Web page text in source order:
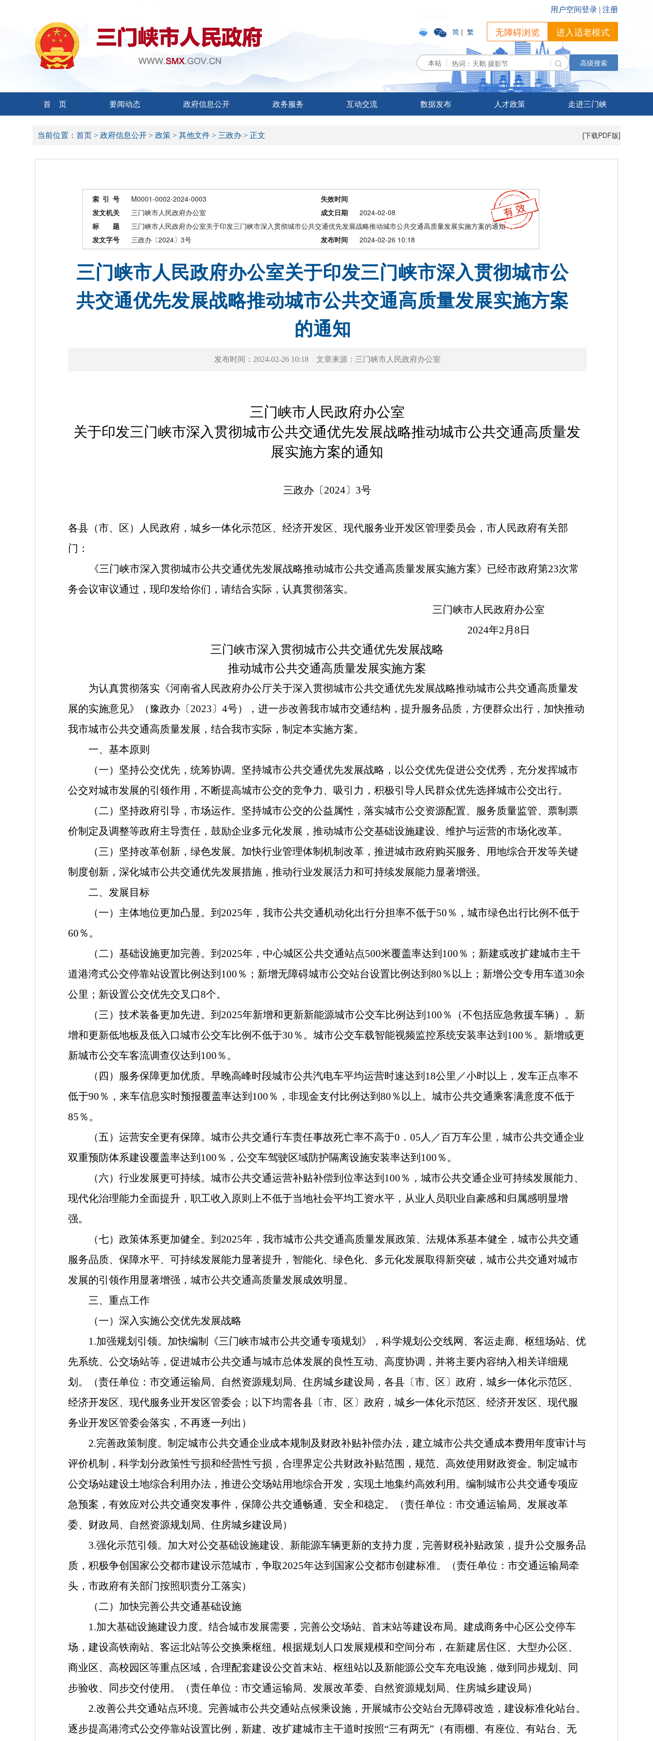
简 | 繁 无障碍浏览 进入适老模式
本站 高级搜索
首 页 要闻动态 政府信息公开 政务服务 互动交流 数据发布 人才政策 走进三门峡
当前位置： 首页 > 政府信息公开 > 政策 > 其他文件 > 三政办 > 正文 [下载PDF版]
索 引 号 M0001-0002-2024-0003
失效时间
发文机关
三门峡市人民政府办公室 成文日期
2024-02-08
标 题
三门峡市人民政府办公室关于印发三门峡市深入贯彻城市公共交通优先发展战略推动城市公共交通高质量发展实施方案的通知
发文字号
三政办〔2024〕3号 发布时间 2024-02-26 10:18
三门峡市人民政府办公室关于印发三门峡市深入贯彻城市公
共交通优先发展战略推动城市公共交通高质量发展实施方案
的通知
发布时间： 2024-02-26 10:18 文章来源： 三门峡市人民政府办公室
三门峡市人民政府办公室
关于印发三门峡市深入贯彻城市公共交通优先发展战略推动城市公共交通高质量发
展实施方案的通知
三政办〔2024〕3号
各县（市、区）人民政府，城乡一体化示范区、经济开发区、现代服务业开发区管理委员会，市人民政府有关部
门：
《三门峡市深入贯彻城市公共交通优先发展战略推动城市公共交通高质量发展实施方案》已经市政府第23次常
务会议审议通过，现印发给你们，请结合实际，认真贯彻落实。
三门峡市人民政府办公室
2024年2月8日
三门峡市深入贯彻城市公共交通优先发展战略
推动城市公共交通高质量发展实施方案
为认真贯彻落实《河南省人民政府办公厅关于深入贯彻城市公共交通优先发展战略推动城市公共交通高质量发
展的实施意见》（豫政办〔2023〕4号），进一步改善我市城市交通结构，提升服务品质，方便群众出行，加快推动
我市城市公共交通高质量发展，结合我市实际，制定本实施方案。
一、基本原则
（一）坚持公交优先，统筹协调。坚持城市公共交通优先发展战略，以公交优先促进公交优秀，充分发挥城市
公交对城市发展的引领作用，不断提高城市公交的竞争力、吸引力，积极引导人民群众优先选择城市公交出行。
（二）坚持政府引导，市场运作。坚持城市公交的公益属性，落实城市公交资源配置、服务质量监管、票制票
价制定及调整等政府主导责任，鼓励企业多元化发展，推动城市公交基础设施建设、维护与运营的市场化改革。
（三）坚持改革创新，绿色发展。加快行业管理体制机制改革，推进城市政府购买服务、用地综合开发等关键
制度创新，深化城市公共交通优先发展措施，推动行业发展活力和可持续发展能力显著增强。
二、发展目标
（一）主体地位更加凸显。到2025年，我市公共交通机动化出行分担率不低于50％，城市绿色出行比例不低于
60％。
（二）基础设施更加完善。到2025年，中心城区公共交通站点500米覆盖率达到100％；新建或改扩建城市主干
道港湾式公交停靠站设置比例达到100％；新增无障碍城市公交站台设置比例达到80％以上；新增公交专用车道30余
公里；新设置公交优先交叉口8个。
（三）技术装备更加先进。到2025年新增和更新新能源城市公交车比例达到100％（不包括应急救援车辆）。新
增和更新低地板及低入口城市公交车比例不低于30％。城市公交车载智能视频监控系统安装率达到100％。新增或更
新城市公交车客流调查仪达到100％。
（四）服务保障更加优质。早晚高峰时段城市公共汽电车平均运营时速达到18公里／小时以上，发车正点率不
低于90％，来车信息实时预报覆盖率达到100％，非现金支付比例达到80％以上。城市公共交通乘客满意度不低于
85％。
（五）运营安全更有保障。城市公共交通行车责任事故死亡率不高于0．05人／百万车公里，城市公共交通企业
双重预防体系建设覆盖率达到100％，公交车驾驶区域防护隔离设施安装率达到100％。
（六）行业发展更可持续。城市公共交通运营补贴补偿到位率达到100％，城市公共交通企业可持续发展能力、
现代化治理能力全面提升，职工收入原则上不低于当地社会平均工资水平，从业人员职业自豪感和归属感明显增
强。
（七）政策体系更加健全。到2025年，我市城市公共交通高质量发展政策、法规体系基本健全，城市公共交通
服务品质、保障水平、可持续发展能力显著提升，智能化、绿色化、多元化发展取得新突破，城市公共交通对城市
发展的引领作用显著增强，城市公共交通高质量发展成效明显。
三、重点工作
（一）深入实施公交优先发展战略
1.加强规划引领。加快编制《三门峡市城市公共交通专项规划》，科学规划公交线网、客运走廊、枢纽场站、优
先系统、公交场站等，促进城市公共交通与城市总体发展的良性互动、高度协调，并将主要内容纳入相关详细规
划。（责任单位：市交通运输局、自然资源规划局、住房城乡建设局，各县〔市、区〕政府，城乡一体化示范区、
经济开发区、现代服务业开发区管委会；以下均需各县〔市、区〕政府，城乡一体化示范区、经济开发区、现代服
务业开发区管委会落实，不再逐一列出）
2.完善政策制度。制定城市公共交通企业成本规制及财政补贴补偿办法，建立城市公共交通成本费用年度审计与
评价机制，科学划分政策性亏损和经营性亏损，合理界定公共财政补贴范围，规范、高效使用财政资金。制定城市
公交场站建设土地综合利用办法，推进公交场站用地综合开发，实现土地集约高效利用。编制城市公共交通专项应
急预案，有效应对公共交通突发事件，保障公共交通畅通、安全和稳定。（责任单位：市交通运输局、发展改革
委、财政局、自然资源规划局、住房城乡建设局）
3.强化示范引领。加大对公交基础设施建设、新能源车辆更新的支持力度，完善财税补贴政策，提升公交服务品
质，积极争创国家公交都市建设示范城市，争取2025年达到国家公交都市创建标准。（责任单位：市交通运输局牵
头，市政府有关部门按照职责分工落实）
（二）加快完善公共交通基础设施
1.加大基础设施建设力度。结合城市发展需要，完善公交场站、首末站等建设布局。建成商务中心区公交停车
场，建设高铁南站、客运北站等公交换乘枢纽。根据规划人口发展规模和空间分布，在新建居住区、大型办公区、
商业区、高校园区等重点区域，合理配套建设公交首末站、枢纽站以及新能源公交车充电设施，做到同步规划、同
步验收、同步交付使用。（责任单位：市交通运输局、发展改革委、自然资源规划局、住房城乡建设局）
2.改善公共交通站点环境。完善城市公共交通站点候乘设施，开展城市公交站台无障碍改造，建设标准化站台。
逐步提高港湾式公交停靠站设置比例，新建、改扩建城市主干道时按照“三有两无”（有雨棚、有座位、有站台、无